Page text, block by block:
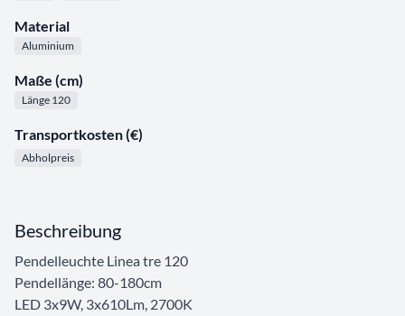
Material
Aluminium
Maße (cm)
Länge 120
Transportkosten (€)
Abholpreis
Beschreibung
Pendelleuchte Linea tre 120
Pendellänge: 80-180cm
LED 3x9W, 3x610Lm, 2700K